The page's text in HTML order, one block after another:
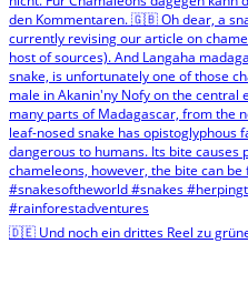
🇩🇪 Und noch ein drittes Reel zu